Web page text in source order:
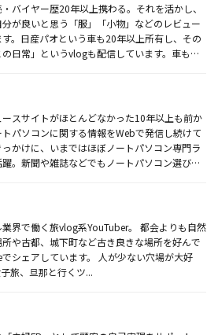
バイヤー歴20年以上携わる。それを活かし、
が良いと思う「服」「小物」などのレビュー
。日産パオという車も20年以上所有し、その
日常」というvlogも配信しています。車も生
スサイトがほとんどなかった10年以上も前か
パソコンに関する情報をWebで発信し続けて
かけに、いまではほぼノートパソコン専門ラ
。新聞や雑誌などでもノートパソコン選びの
働く旅vlog系YouTuber。 都会よりも自然
や古都、城下町など古き良きな場所を好んで
ています。 人が少ない穴場が大好
女子旅、旦那と行くツ...